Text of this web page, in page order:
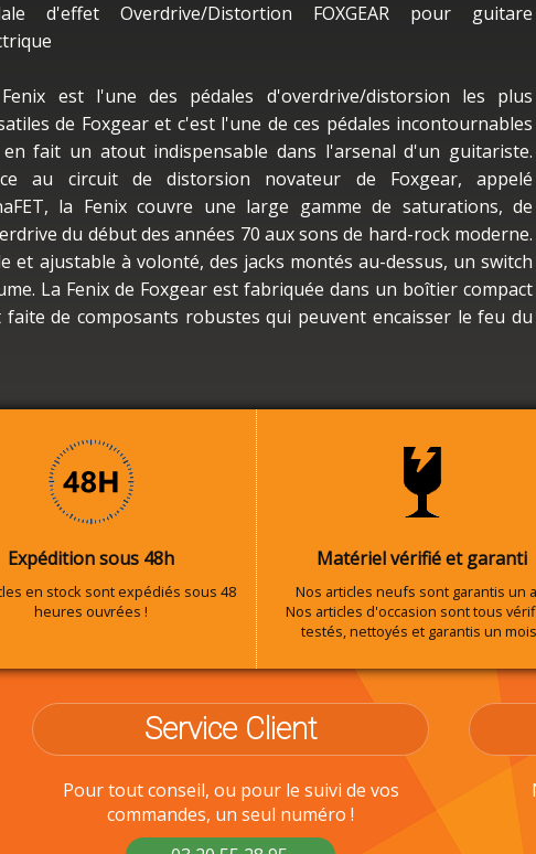
d'effet Overdrive/Distortion FOXGEAR pour guitare
est l'une des pédales d'overdrive/distorsion les plus
de Foxgear et c'est l'une de ces pédales incontournables
fait un atout indispensable dans l'arsenal d'un guitariste.
au circuit de distorsion novateur de Foxgear, appelé
la Fenix couvre une large gamme de saturations, de
du début des années 70 aux sons de hard-rock moderne.
et ajustable à volonté, des jacks montés au-dessus, un switch
La Fenix de Foxgear est fabriquée dans un boîtier compact
de composants robustes qui peuvent encaisser le feu du
Expédition sous 48h
en stock sont expédiés sous 48
heures ouvrées !
Matériel vérifié et garanti
Nos articles neufs sont garantis un
Nos articles d'occasion sont tous
testés, nettoyés et garantis un
Service Client
Pour tout conseil, ou pour le suivi de vos
commandes, un seul numéro !